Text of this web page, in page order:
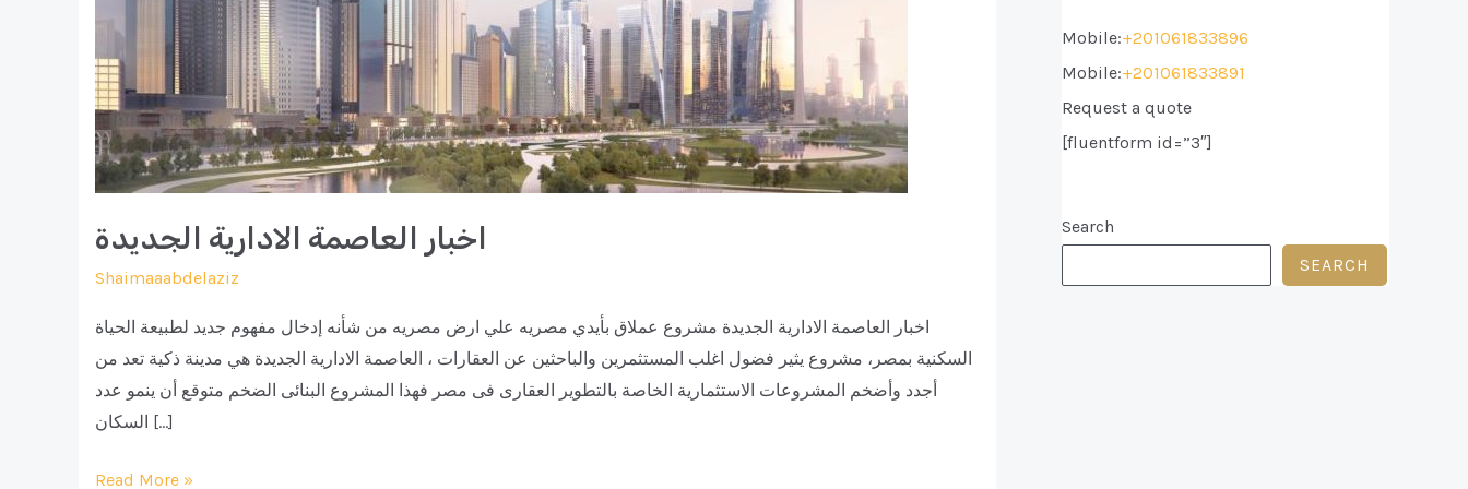
اخبار العاصمة الادارية الجديدة
Shaimaaabdelaziz
اخبار العاصمة الادارية الجديدة مشروع عملاق بأيدي مصريه علي ارض مصريه من شأنه إدخال مفهوم جديد لطبيعة الحياة
السكنية بمصر، مشروع يثير فضول اغلب المستثمرين والباحثين عن العقارات ، العاصمة الادارية الجديدة هي مدينة ذكية تعد من
أجدد وأضخم المشروعات الاستثمارية الخاصة بالتطوير العقارى فى مصر فهذا المشروع البنائى الضخم متوقع أن ينمو عدد
السكان […]
اخبار
Read More »
Mobile:+201061833896
Mobile:+201061833891
Request a quote
[fluentform id=”3″]
Search
SEARCH